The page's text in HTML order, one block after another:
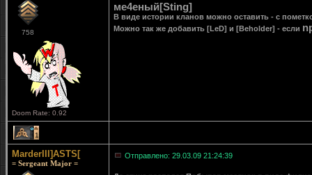
758
Doom Rate: 0.92
ме4еный[Sting]
В виде истории кланов можно оставить - с
Можно так же добавить [LeD] и [Beholder] - если
1
MarderIII]ASTS[
= Sergeant Major =
Отправлено: 29.03.09 21:24:39